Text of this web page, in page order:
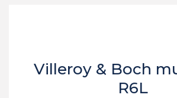
Villeroy & Boch
R6L